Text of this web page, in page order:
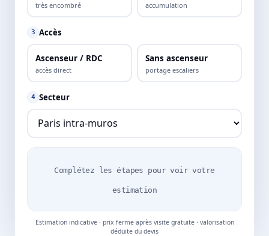
très encombré accumulation
3 Accès
Ascenseur / RDC
accès direct
Sans ascenseur
portage escaliers
4 Secteur
Complétez les étapes pour voir votre
estimation
Estimation indicative · prix ferme après visite gratuite · valorisation
déduite du devis